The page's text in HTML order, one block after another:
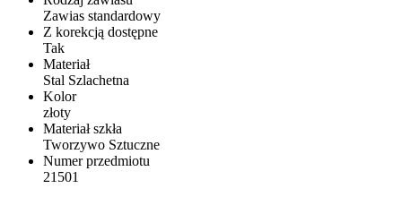
Zawias standardowy
Z korekcją dostępne
Tak
Materiał
Stal Szlachetna
Kolor
złoty
Materiał szkła
Tworzywo Sztuczne
Numer przedmiotu
21501